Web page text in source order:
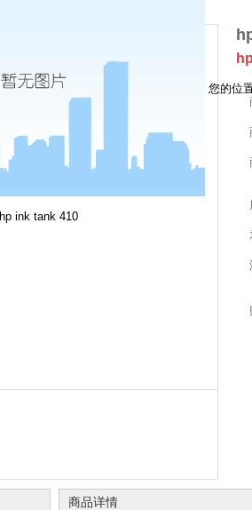
您的位
hp ink tank 410
商品详情